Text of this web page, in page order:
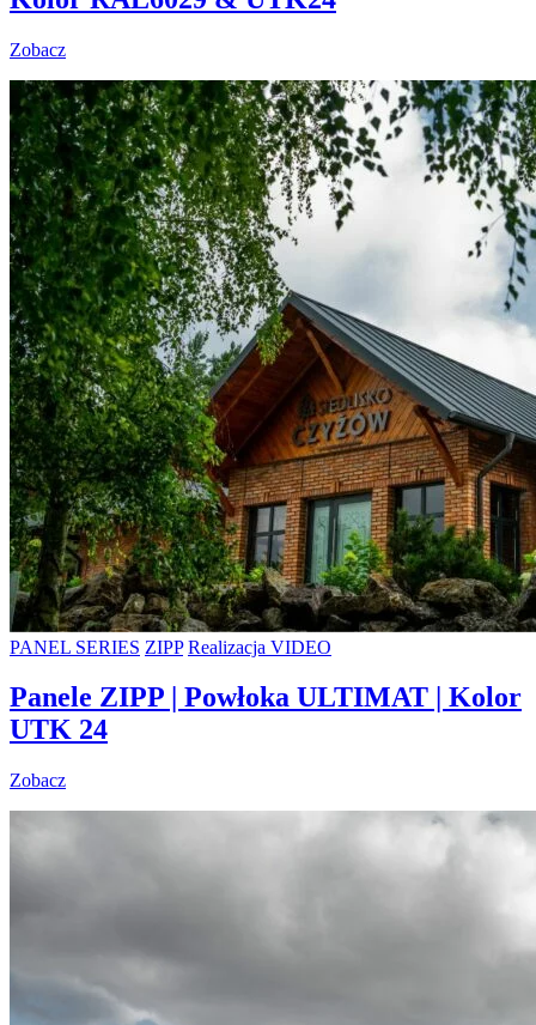
Zobacz
PANEL SERIES ZIPP Realizacja VIDEO
Panele ZIPP | Powłoka ULTIMAT | Kolor
UTK 24
Zobacz